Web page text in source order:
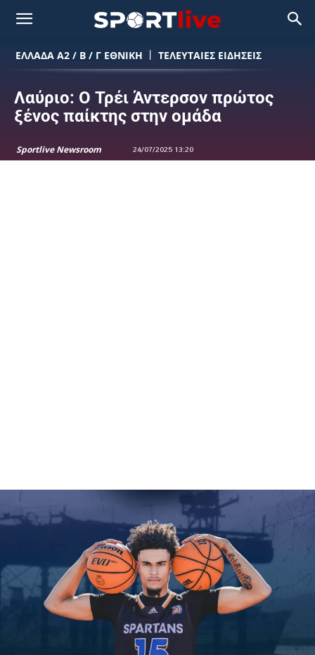
ΕΛΛΆΔΑ Α2 / Β / Γ ΕΘΝΙΚΉ ΤΕΛΕΥΤΑΙΕΣ ΕΙΔΗΣΕΙΣ
Λαύριο: Ο Τρέι Άντερσον πρώτος
ξένος παίκτης στην ομάδα
Sportlive Newsroom 24/07/2025 13:20